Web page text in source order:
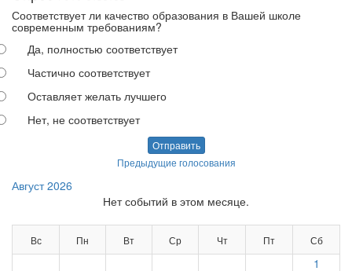
Соответствует ли качество образования в Вашей школе
современным требованиям?
Да, полностью соответствует
Частично соответствует
Оставляет желать лучшего
Нет, не соответствует
Отправить
Предыдущие голосования
Август 2026
Нет событий в этом месяце.
Вс Пн Вт Ср Чт Пт Сб
1